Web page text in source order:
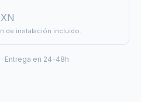
de instalación incluido.
Entrega en 24-48h